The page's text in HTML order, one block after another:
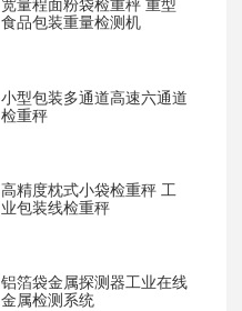
宽量程面粉袋检重秤 重型
食品包装重量检测机
小型包装多通道高速六通道
检重秤
高精度枕式小袋检重秤 工
业包装线检重秤
铝箔袋金属探测器工业在线
金属检测系统